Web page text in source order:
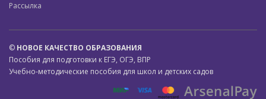
Рассылка
© НОВОЕ КАЧЕСТВО ОБРАЗОВАНИЯ
Пособия для подготовки к ЕГЭ, ОГЭ, ВПР
Учебно-методические пособия для школ и детских садов